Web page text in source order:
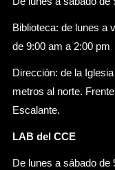
Biblioteca: de lunes a
de 9:00 am a 2:00 pm
Dirección: de la
metros al norte.
Escalante.
LAB del CCE
De lunes a sábado de